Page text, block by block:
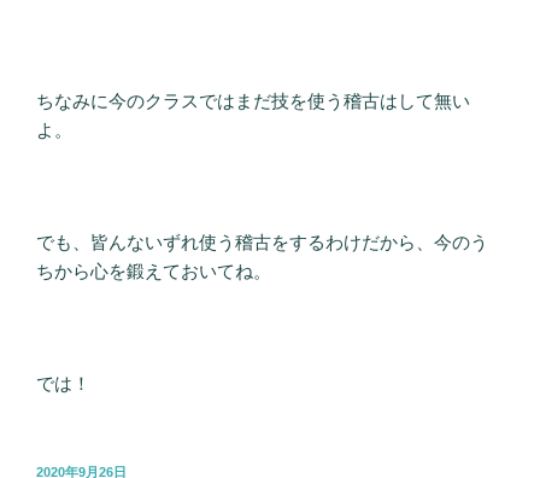
ちなみに今のクラスではまだ技を使う稽古はして無い
よ。
でも、皆んないずれ使う稽古をするわけだから、今のう
ちから心を鍛えておいてね。
では！
投
2020年9月26日